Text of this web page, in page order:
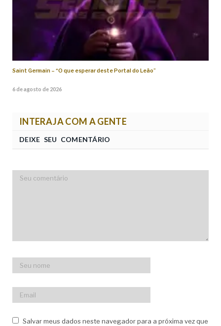
Saint Germain – “O que esperar deste Portal do Leão”
6 de agosto de 2026
INTERAJA COM A GENTE
DEIXE SEU COMENTÁRIO
Salvar meus dados neste navegador para a próxima vez que